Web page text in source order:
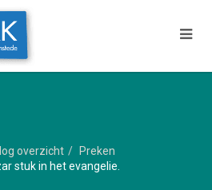
overzicht
Preken
stuk in het evangelie.